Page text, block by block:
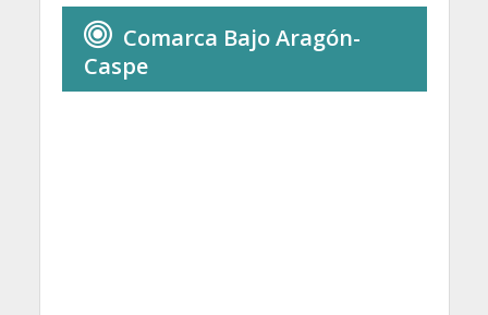
Comarca Bajo Aragón-
Caspe